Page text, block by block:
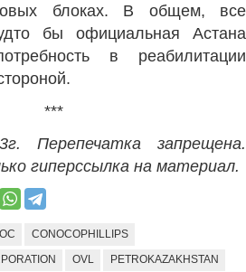
блоках. В общем, все
бы официальная Астана
в реабилитации
***
Перепечатка запрещена.
гиперссылка на материал.
CONOCOPHILLIPS
OVL PETROKAZAKHSTAN